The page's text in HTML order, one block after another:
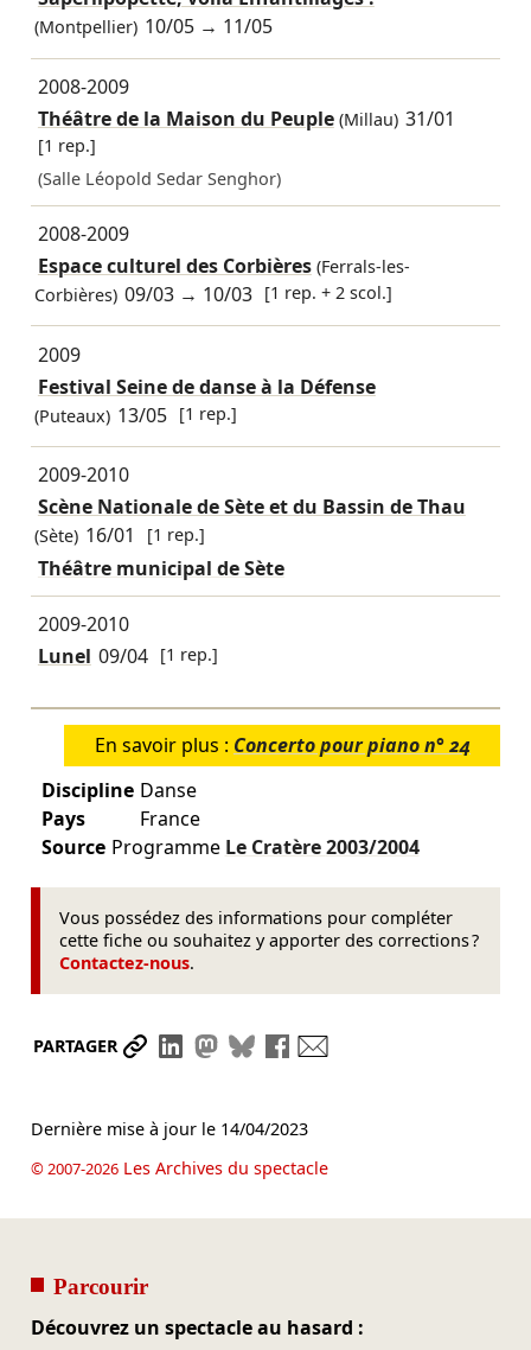
(Montpellier) 10/05 → 11/05
2008-2009
Théâtre de la Maison du Peuple(Millau) 31/01
[1 rep.]
(Salle Léopold Sedar Senghor)
2008-2009
Espace culturel des Corbières(Ferrals-les-
Corbières) 09/03 → 10/03 [1 rep. + 2 scol.]
2009
Festival Seine de danse à la Défense
(Puteaux) 13/05 [1 rep.]
2009-2010
Scène Nationale de Sète et du Bassin de Thau
(Sète) 16/01 [1 rep.]
Théâtre municipal de Sète
2009-2010
Lunel 09/04 [1 rep.]
En savoir plus : Concerto pour piano n° 24
Discipline Danse
Pays
France
Source Programme Le Cratère2003/2004
Vous possédez des informations pour compléter
cette fiche ou souhaitez y apporter des corrections ?
Contactez-nous.
PARTAGER Partager le lien
Partager sur LinkedIn
Partager sur Mastodon
Partager sur Bluesky
Partager sur Facebook
Dernière mise à jour le 14/04/2023
© 2007-2026Les Archives du spectacle
Parcourir
Découvrez un spectacle au hasard :